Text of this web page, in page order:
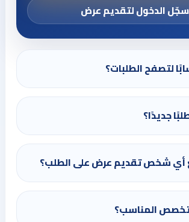
سجّل الدخول لتقديم عرض
لتصفح الطلبات؟
جديدًا؟
شخص تقديم عرض على الطلب؟
المناسب؟